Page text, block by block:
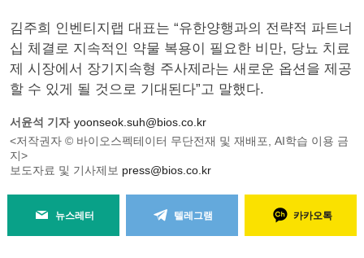
김주희 인벤티지랩 대표는 “유한양행과의 전략적 파트너
십 체결로 지속적인 약물 복용이 필요한 비만, 당뇨 치료
제 시장에서 장기지속형 주사제라는 새로운 옵션을 제공
할 수 있게 될 것으로 기대된다”고 말했다.
서윤석 기자 yoonseok.suh@bios.co.kr
<저작권자 © 바이오스펙테이터 무단전재 및 재배포, AI학습 이용 금
지>
보도자료 및 기사제보 press@bios.co.kr
뉴스레터 텔레그램 카카오톡